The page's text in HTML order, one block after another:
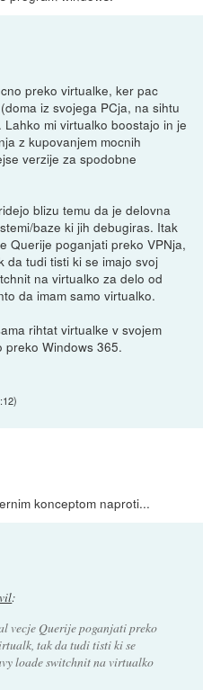
preko virtualke, ker pac
iz svojega PCja, na sihtu
mi virtualko boostajo in je
z kupovanjem mocnih
verzije za spodobne
blizu temu da je delovna
baze ki jih debugiras. Itak
Querije poganjati preko VPNja,
da tudi tisti ki se imajo svoj
na virtualko za delo od
da imam samo virtualko.
rihtat virtualke v svojem
Windows 365.
)
konceptom naproti...
:
vecje Querije poganjati preko
tak da tudi tisti ki se
loade switchnit na virtualko